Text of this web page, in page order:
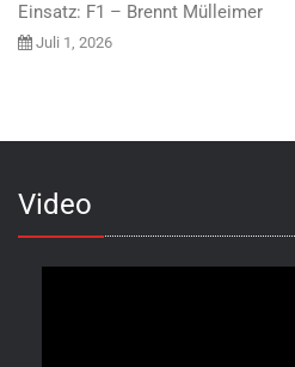
Einsatz: F1 – Brennt Mülleimer
Juli 1, 2026
Video